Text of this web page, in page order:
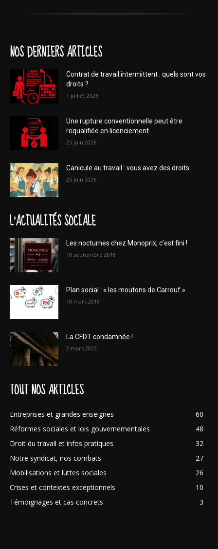
NOS DERNIERS ARTICLES
Contrat de travail intermittent : quels sont vos
droits ?
1 juillet 2026
Une rupture conventionnelle peut être
requalifiée en licenciement
25 juin 2026
Canicule au travail : vous avez des droits
25 juin 2026
L'ACTUALITÉS SOCIALE
Les nocturnes chez Monoprix, c’est fini !
18 septembre 2018
Plan social : « les moutons de Carrouf »
10 mars 2018
La CFDT condamnée !
2 mars 2023
TOUT NOS ARTICLES
Entreprises et grandes enseignes
60
Réformes sociales et lois gouvernementales
48
Droit du travail et infos pratiques
32
Notre syndicat, nos combats
27
Mobilisations et luttes sociales
26
Crises et contextes exceptionnels
10
Témoignages et cas concrets
3